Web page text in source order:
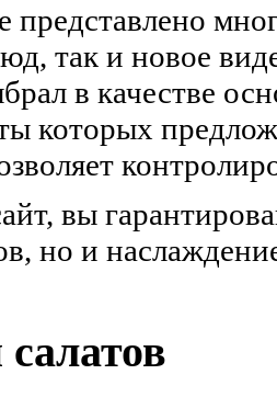
так и новое
в качестве
которых
вы
но и